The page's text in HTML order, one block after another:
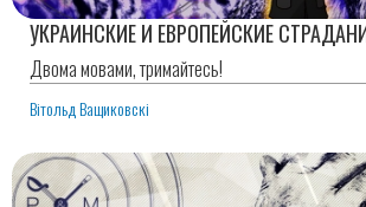
УКРАИНСКИЕ И ЕВРОПЕЙСКИЕ
Двома мовами, тримайтесь!
Вітольд Ващиковскі